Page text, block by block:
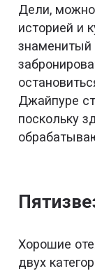
Дели, можно
историей и
Джайпуре
поскольку
Хорошие
двух